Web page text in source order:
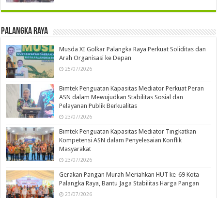
Palangka Raya
Musda XI Golkar Palangka Raya Perkuat Soliditas dan
Arah Organisasi ke Depan
25/07/2026
Bimtek Penguatan Kapasitas Mediator Perkuat Peran
ASN dalam Mewujudkan Stabilitas Sosial dan
Pelayanan Publik Berkualitas
23/07/2026
Bimtek Penguatan Kapasitas Mediator Tingkatkan
Kompetensi ASN dalam Penyelesaian Konflik
Masyarakat
23/07/2026
Gerakan Pangan Murah Meriahkan HUT ke-69 Kota
Palangka Raya, Bantu Jaga Stabilitas Harga Pangan
23/07/2026